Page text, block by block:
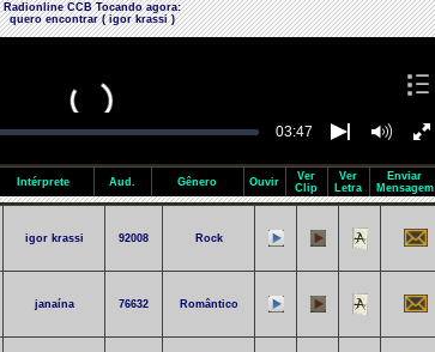
Radionline CCB Tocando agora:
quero encontrar ( igor krassi )
03:47
Intérprete Aud. Gênero Ouvir
Ver
Clip
Ver
Letra
Enviar
Mensagem
igor krassi 92008 Rock
janaína 76632 Romântico